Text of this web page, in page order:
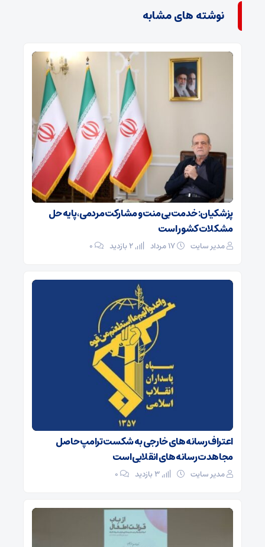
نوشته های مشابه
پزشکیان: خدمت بی‌منت و مشارکت مردمی، پایه حل
مشکلات کشور است
مدیر سایت ۰
اعتراف رسانه‌های خارجی به شکست ترامپ حاصل
مجاهدت رسانه‌های انقلابی است
مدیر سایت ۰